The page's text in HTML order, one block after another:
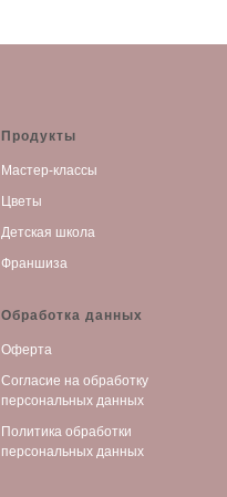
Продукты
Мастер-классы
Цветы
Детская школа
Франшиза
Обработка данных
Оферта
Согласие на обработку
персональных данных
Политика обработки
персональных данных